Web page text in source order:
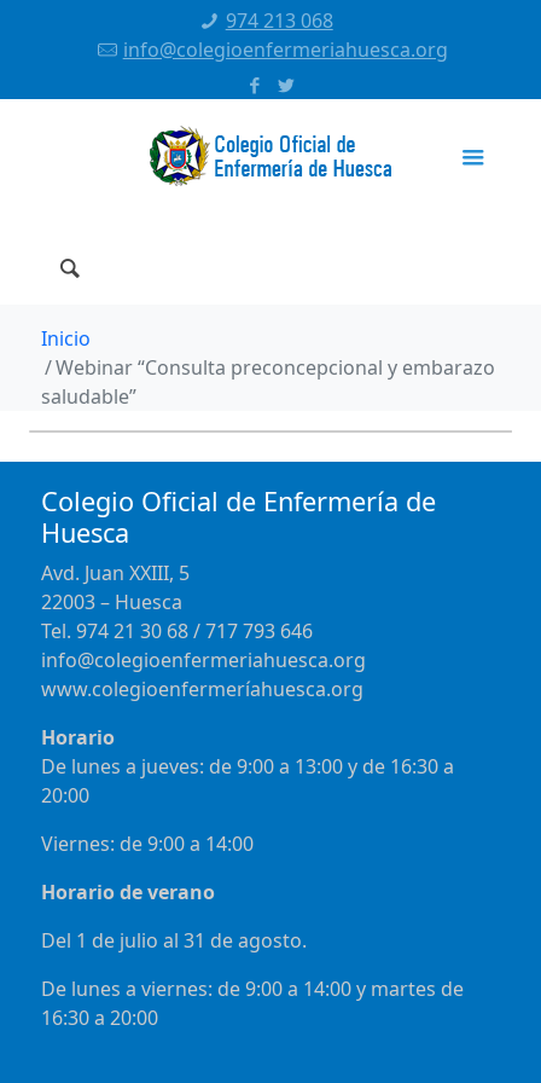
974 213 068
info@colegioenfermeriahuesca.org
Inicio
Webinar “Consulta preconcepcional y embarazo
saludable”
Colegio Oficial de Enfermería de
Huesca
Avd. Juan XXIII, 5
22003 – Huesca
Tel. 974 21 30 68 / 717 793 646
info@colegioenfermeriahuesca.org
www.colegioenfermeríahuesca.org
Horario
De lunes a jueves: de 9:00 a 13:00 y de 16:30 a
20:00
Viernes: de 9:00 a 14:00
Horario de verano
Del 1 de julio al 31 de agosto.
De lunes a viernes: de 9:00 a 14:00 y martes de
16:30 a 20:00